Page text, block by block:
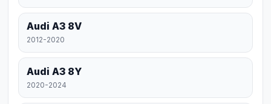
Audi A3 8V
2012-2020
Audi A3 8Y
2020-2024